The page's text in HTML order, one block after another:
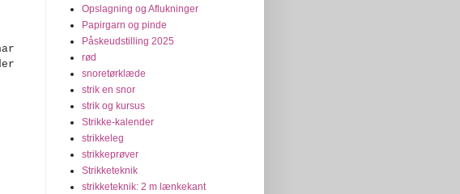
Opslagning og Aflukninger
Papirgarn og pinde
Påskeudstilling 2025
rød
snoretørklæde
strik en snor
strik og kursus
Strikke-kalender
strikkeleg
strikkeprøver
Strikketeknik
strikketeknik: 2 m lænkekant